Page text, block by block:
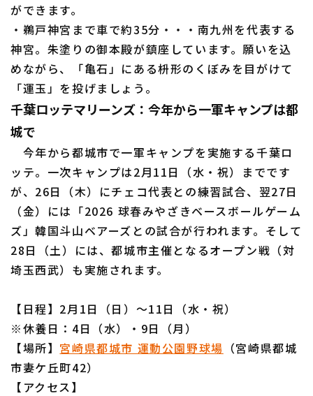
ができます。
・鵜戸神宮まで車で約35分・・・南九州を代表する
神宮。朱塗りの御本殿が鎮座しています。願いを込
めながら、「亀石」にある枡形のくぼみを目がけて
「運玉」を投げましょう。
千葉ロッテマリーンズ：今年から一軍キャンプは都
城で
今年から都城市で一軍キャンプを実施する千葉ロ
ッテ。一次キャンプは2月11日（水・祝）までです
が、26日（木）にチェコ代表との練習試合、翌27日
（金）には「2026 球春みやざきベースボールゲーム
ズ」韓国斗山ベアーズとの試合が行われます。そして
28日（土）には、都城市主催となるオープン戦（対
埼玉西武）も実施されます。
【日程】2月1日（日）～11日（水・祝）
※休養日：4日（水）・9日（月）
【場所】 宮崎県都城市 運動公園野球場 （宮崎県都城
市妻ケ丘町42）
【アクセス】